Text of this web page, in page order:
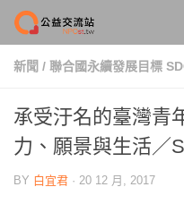
Skip to content
新聞 / 聯合國永續發展目標
承受汙名的臺灣青
力、願景與生活／
BY 白宜君 · 20 12 月, 2017